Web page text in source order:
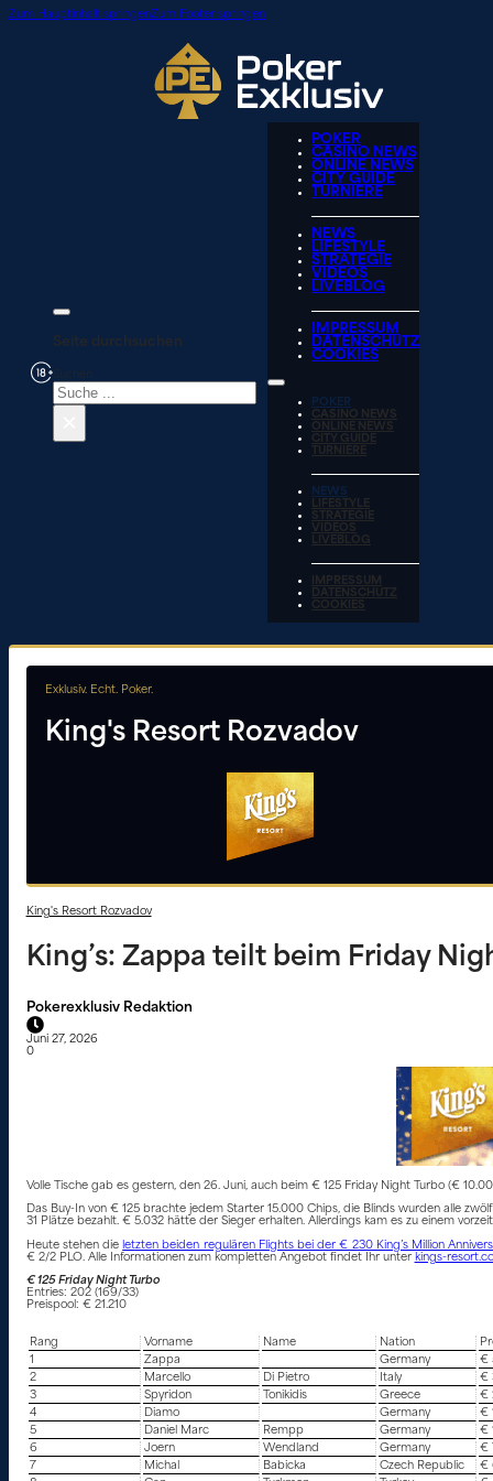
Zum Hauptinhalt springenZum Footer springen
Seite durchsuchen
POKER
CASINO NEWS
ONLINE NEWS
CITY GUIDE
TURNIERE
NEWS
LIFESTYLE
STRATEGIE
VIDEOS
LIVEBLOG
IMPRESSUM
DATENSCHUTZ
COOKIES
POKER
CASINO NEWS
ONLINE NEWS
CITY GUIDE
TURNIERE
NEWS
LIFESTYLE
STRATEGIE
VIDEOS
LIVEBLOG
IMPRESSUM
DATENSCHUTZ
COOKIES
Exklusiv. Echt. Poker.
King's Resort Rozvadov
King's Resort Rozvadov
King’s: Zappa teilt beim Friday
Pokerexklusiv Redaktion
Juni 27, 2026
0
Volle Tische gab es gestern, den 26. Juni, auch beim € 125 Friday Night Turbo (€
Das Buy-In von € 125 brachte jedem Starter 15.000 Chips, die Blinds wurden alle
31 Plätze bezahlt. € 5.032 hätte der Sieger erhalten. Allerdings kam es zu einem
Heute stehen die letzten beiden regulären Flights bei der € 230 King’s Million
€ 2/2 PLO. Alle Informationen zum kompletten Angebot findet Ihr unter kings-
€ 125 Friday Night Turbo
Entries: 202 (169/33)
Preispool: € 21.210
Rang Vorname Name Nation
1
Zappa Germany
€
2
Marcello Di Pietro Italy
€
3
Spyridon Tonikidis Greece
€
4
Diamo Germany
€
5
Daniel Marc Rempp Germany
€
6
Joern Wendland Germany
€
7
Michal Babicka Czech Republic
€